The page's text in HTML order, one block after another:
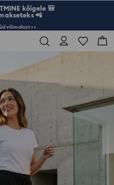
kõigele 🎒
📲
võimalust >>
Treeningpüksid mansettidega